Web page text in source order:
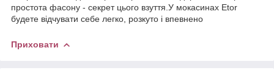
простота фасону - секрет цього взуття.У мокасинах Etor
будете відчувати себе легко, розкуто і впевнено
Приховати